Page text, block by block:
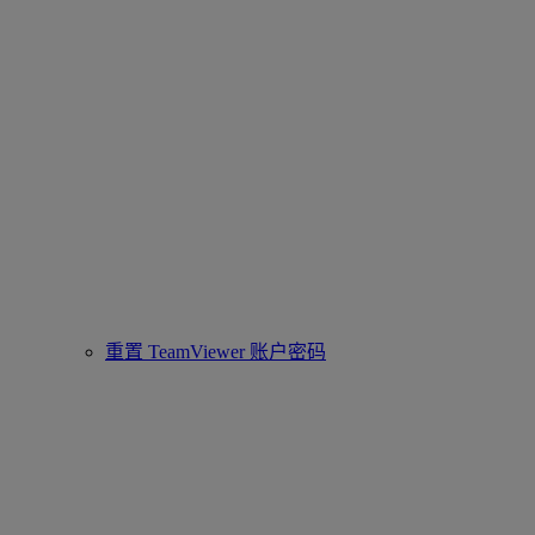
重置 TeamViewer 账户密码